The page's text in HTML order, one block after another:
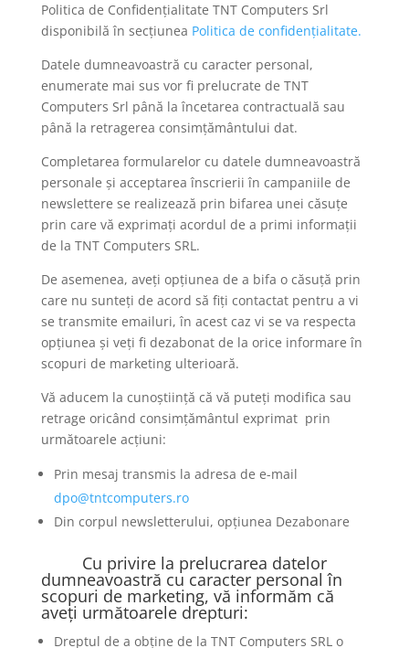
Politica de Confidențialitate TNT Computers Srl
disponibilă în secțiunea Politica de confidențialitate.
Datele dumneavoastră cu caracter personal,
enumerate mai sus vor fi prelucrate de TNT
Computers Srl până la încetarea contractuală sau
până la retragerea consimțământului dat.
Completarea formularelor cu datele dumneavoastră
personale și acceptarea înscrierii în campaniile de
newslettere se realizează prin bifarea unei căsuțe
prin care vă exprimați acordul de a primi informații
de la TNT Computers SRL.
De asemenea, aveți opțiunea de a bifa o căsuță prin
care nu sunteți de acord să fiți contactat pentru a vi
se transmite emailuri, în acest caz vi se va respecta
opțiunea și veți fi dezabonat de la orice informare în
scopuri de marketing ulterioară.
Vă aducem la cunoștiință că vă puteți modifica sau
retrage oricând consimțământul exprimat prin
următoarele acțiuni:
Prin mesaj transmis la adresa de e-mail
dpo@tntcomputers.ro
Din corpul newsletterului, opțiunea Dezabonare
Cu privire la prelucrarea datelor
dumneavoastră cu caracter personal în
scopuri de marketing, vă informăm că
aveți următoarele drepturi:
Dreptul de a obține de la TNT Computers SRL o